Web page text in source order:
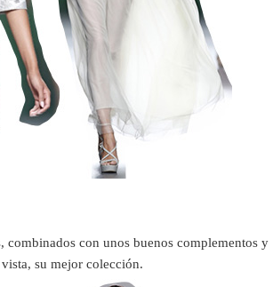
con unos buenos complementos y
su mejor colección.